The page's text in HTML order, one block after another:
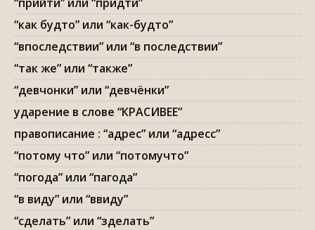
“как будто” или “как-будто”
“впоследствии” или “в последствии”
“так же” или “также”
“девчонки” или “девчёнки”
ударение в слове “КРАСИВЕЕ”
правописание : “адрес” или “адресс”
“потому что” или “потомучто”
“погода” или “пагода”
“в виду” или “ввиду”
“сделать” или “зделать”